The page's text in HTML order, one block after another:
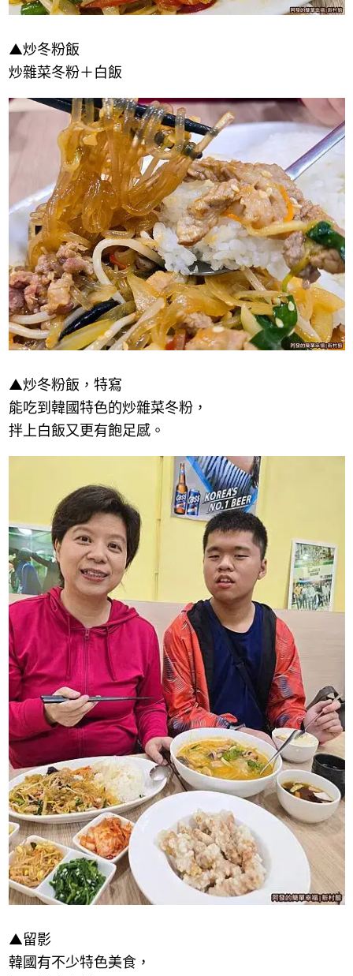
▲炒冬粉飯
炒雜菜冬粉＋白飯
▲炒冬粉飯，特寫
能吃到韓國特色的炒雜菜冬粉，
拌上白飯又更有飽足感。
▲留影
韓國有不少特色美食，